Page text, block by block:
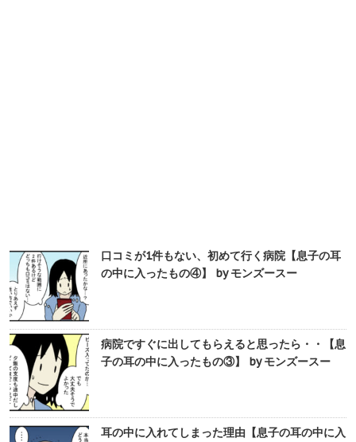
口コミが1件もない、初めて行く病院【息子の耳
の中に入ったもの④】 by モンズースー
病院ですぐに出してもらえると思ったら・・【息
子の耳の中に入ったもの③】 by モンズースー
耳の中に入れてしまった理由【息子の耳の中に入